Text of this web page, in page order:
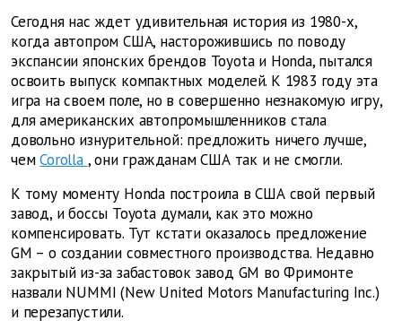
Сегодня нас ждет удивительная история из 1980-х,
когда автопром США, насторожившись по поводу
экспансии японских брендов Toyota и Honda, пытался
освоить выпуск компактных моделей. К 1983 году эта
игра на своем поле, но в совершенно незнакомую игру,
для американских автопромышленников стала
довольно изнурительной: предложить ничего лучше,
чем Corolla , они гражданам США так и не смогли.
К тому моменту Honda построила в США свой первый
завод, и боссы Toyota думали, как это можно
компенсировать. Тут кстати оказалось предложение
GM – о создании совместного производства. Недавно
закрытый из-за забастовок завод GM во Фримонте
назвали NUMMI (New United Motors Manufacturing Inc.)
и перезапустили.